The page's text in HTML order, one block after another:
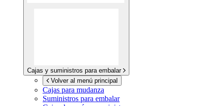
Cajas y suministros para embalar
Volver al menú principal
Cajas para mudanza
Suministros para embalar